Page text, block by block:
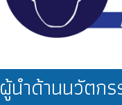
นำด้านนวัตก